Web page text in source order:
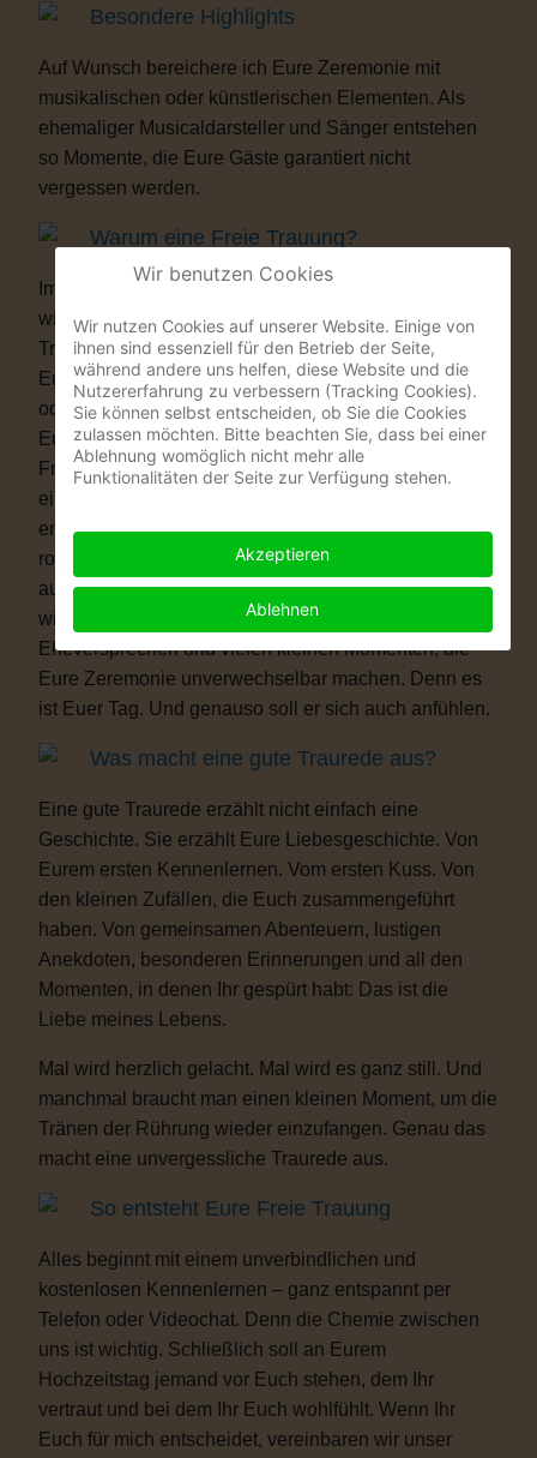
Besondere Highlights
Auf Wunsch bereichere ich Eure Zeremonie mit
musikalischen oder künstlerischen Elementen. Als
ehemaliger Musicaldarsteller und Sänger entstehen
so Momente, die Eure Gäste garantiert nicht
vergessen werden.
Warum eine Freie Trauung?
Immer mehr Paare wünschen sich eine Hochzeit, die
wirklich zu ihnen passt. Vielleicht ist eine kirchliche
Trauung nicht das Richtige für Euch. Vielleicht ist
Euch die standesamtliche Zeremonie allein zu kurz
oder zu unpersönlich. Eine Freie Trauung schenkt
Euch genau das, was Ihr Euch wünscht: völlige
Freiheit. Ob auf einer Wiese, am See, im Schloss, in
einer Scheune oder im eigenen Garten – Ihr
entscheidet, wo Ihr Euch das Ja-Wort gebt. Ob
romantisch, modern, elegant, locker, humorvoll oder
außergewöhnlich – Eure Hochzeit darf genauso sein,
wie Ihr seid. Mit persönlichen Ritualen, Eurem
Eheversprechen und vielen kleinen Momenten, die
Eure Zeremonie unverwechselbar machen. Denn es
ist Euer Tag. Und genauso soll er sich auch anfühlen.
Was macht eine gute Traurede aus?
Eine gute Traurede erzählt nicht einfach eine
Geschichte. Sie erzählt Eure Liebesgeschichte. Von
Eurem ersten Kennenlernen. Vom ersten Kuss. Von
den kleinen Zufällen, die Euch zusammengeführt
haben. Von gemeinsamen Abenteuern, lustigen
Anekdoten, besonderen Erinnerungen und all den
Momenten, in denen Ihr gespürt habt: Das ist die
Liebe meines Lebens.
Mal wird herzlich gelacht. Mal wird es ganz still. Und
manchmal braucht man einen kleinen Moment, um die
Tränen der Rührung wieder einzufangen. Genau das
macht eine unvergessliche Traurede aus.
So entsteht Eure Freie Trauung
Alles beginnt mit einem unverbindlichen und
kostenlosen Kennenlernen – ganz entspannt per
Telefon oder Videochat. Denn die Chemie zwischen
uns ist wichtig. Schließlich soll an Eurem
Hochzeitstag jemand vor Euch stehen, dem Ihr
vertraut und bei dem Ihr Euch wohlfühlt. Wenn Ihr
Euch für mich entscheidet, vereinbaren wir unser
Wir benutzen Cookies
Wir nutzen Cookies auf unserer Website. Einige von
ihnen sind essenziell für den Betrieb der Seite,
während andere uns helfen, diese Website und die
Nutzererfahrung zu verbessern (Tracking Cookies).
Sie können selbst entscheiden, ob Sie die Cookies
zulassen möchten. Bitte beachten Sie, dass bei einer
Ablehnung womöglich nicht mehr alle
Funktionalitäten der Seite zur Verfügung stehen.
Akzeptieren
Ablehnen